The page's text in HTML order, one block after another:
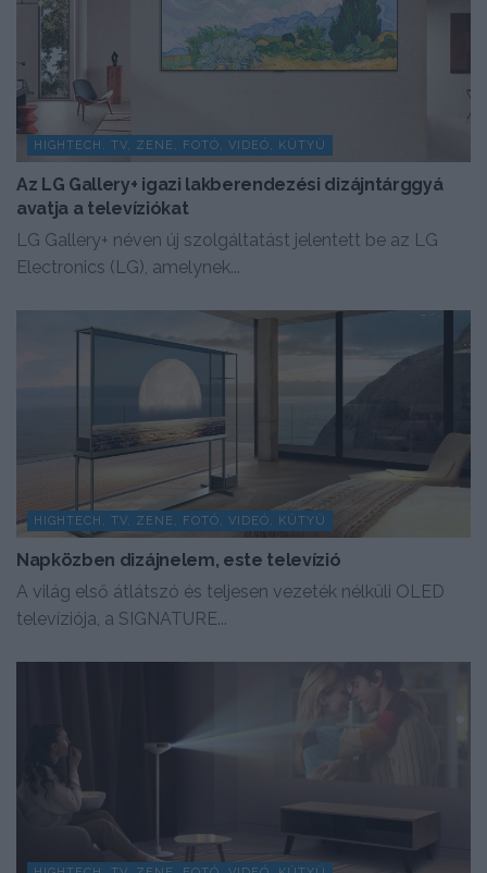
HIGHTECH, TV, ZENE, FOTÓ, VIDEÓ, KÜTYÜ
Az LG Gallery+ igazi lakberendezési dizájntárggyá
avatja a televíziókat
LG Gallery+ néven új szolgáltatást jelentett be az LG
Electronics (LG), amelynek...
HIGHTECH, TV, ZENE, FOTÓ, VIDEÓ, KÜTYÜ
Napközben dizájnelem, este televízió
A világ első átlátszó és teljesen vezeték nélküli OLED
televíziója, a SIGNATURE...